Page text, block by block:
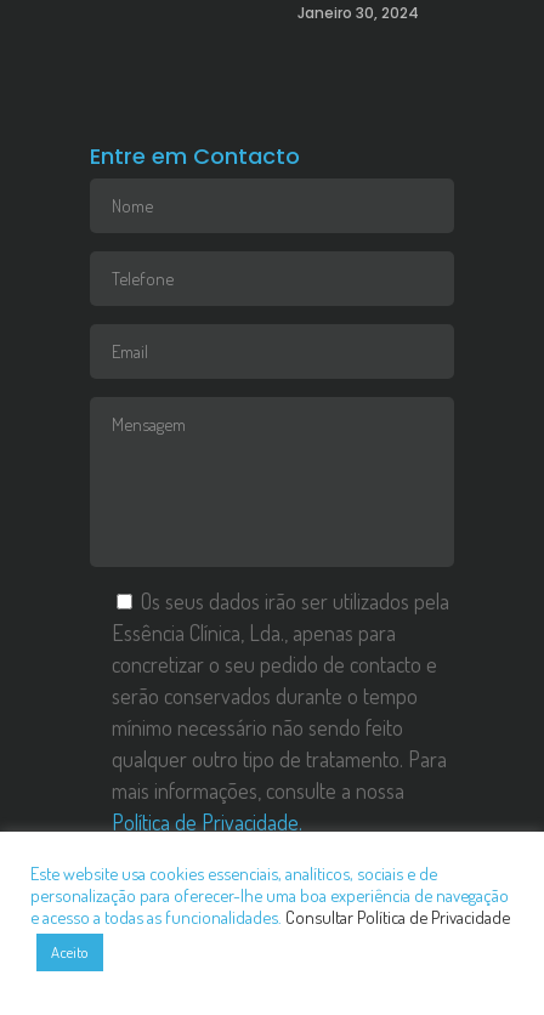
Janeiro 30, 2024
Entre em Contacto
Os seus dados irão ser utilizados pela
Essência Clínica, Lda., apenas para
concretizar o seu pedido de contacto e
serão conservados durante o tempo
mínimo necessário não sendo feito
qualquer outro tipo de tratamento. Para
mais informações, consulte a nossa
Política de Privacidade.
Este website usa cookies essenciais, analíticos, sociais e de
personalização para oferecer-lhe uma boa experiência de navegação
e acesso a todas as funcionalidades. Consultar Política de Privacidade
Aceito